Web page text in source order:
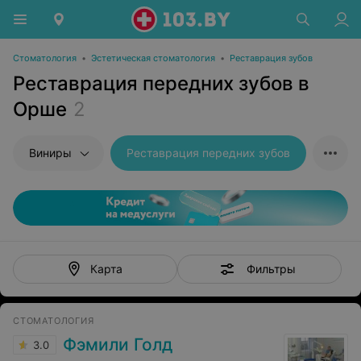
Стоматология • Эстетическая стоматология • Реставрация зубов
Реставрация передних зубов в
Орше 2
Виниры Реставрация передних зубов
Карта Фильтры
СТОМАТОЛОГИЯ
3.0 Фэмили Голд